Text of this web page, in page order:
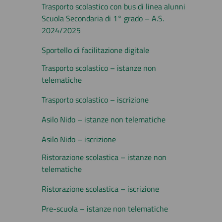
Trasporto scolastico con bus di linea alunni
Scuola Secondaria di 1° grado – A.S.
2024/2025
Sportello di facilitazione digitale
Trasporto scolastico – istanze non
telematiche
Trasporto scolastico – iscrizione
Asilo Nido – istanze non telematiche
Asilo Nido – iscrizione
Ristorazione scolastica – istanze non
telematiche
Ristorazione scolastica – iscrizione
Pre-scuola – istanze non telematiche